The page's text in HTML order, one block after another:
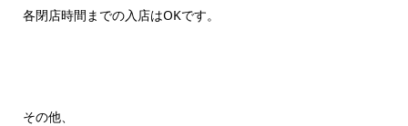
各閉店時間までの入店はOKです。
その他、